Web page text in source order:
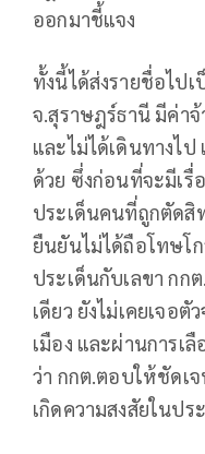
ออกมาชี้แจง
ทั้งนี้ได้ส่งรายชื่อไป
จ.สุราษฎร์ธานี มีค่าจ้
และไม่ได้เดินทางไป
ด้วย ซึ่งก่อนที่จะมีเรื่
ประเด็นคนที่ถูกตัดสิ
ยืนยันไม่ได้ถือโทษโ
ประเด็นกับเลขา กก
เดียว ยังไม่เคยเจอ
เมือง และผ่านการเ
ว่า กกต.ตอบให้ชัดเ
เกิดความสงสัยในป